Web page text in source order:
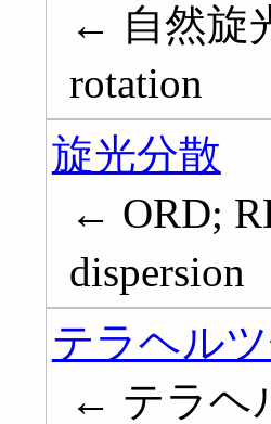
← 自然旋
rotation
旋光分散
← ORD;
dispersion
テラヘル
← テラヘ